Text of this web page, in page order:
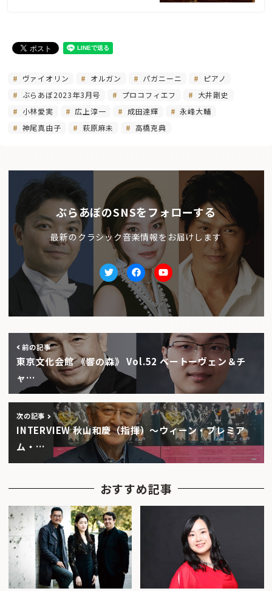
ヴァイオリン オルガン パガニーニ
ピアノ
ぶらあぼ2023年3月号
プロコフィエフ
大井剛史
小林愛実
広上淳一 成田達輝
永峰大輔
神尾真由子
萩原麻未 高橋克典
ぶらあぼのSNSをフォローする
最新のクラシック音楽情報をお届けします
TwitterfacebookYoutube
前の記事
東京文化会館 《響の森》 Vol.52 ベートーヴェン＆チ
ャ…
次の記事
INTERVIEW 秋山和慶（指揮）〜ウィーン・プレミア
ム・…
おすすめ記事